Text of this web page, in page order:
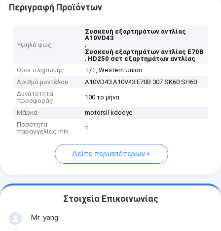
Περιγραφή Προϊόντων
Υψηλό φως
Συσκευή εξαρτημάτων αντλίας
A10VD43
,
Συσκευή εξαρτημάτων αντλίας E70B
, HD250 σετ εξαρτημάτων αντλίας
Όροι πληρωμής
T/T, Western Union
Αριθμό μοντέλου
Α10VD43 A10V43 E70B 307 SK60 SH60
Δυνατότητα
προσφοράς
100 το μήνα
Μάρκα
motorsll kdooye
Ποσότητα
παραγγελίας min
1
Δείτε περισσότερων
Στοιχεία Επικοινωνίας
Mr. yang